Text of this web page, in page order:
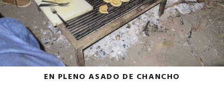
EN PLENO ASADO DE CHANCHO